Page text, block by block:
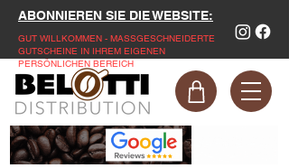
ABONNIEREN SIE DIE WEBSITE:
GUT WILLKOMMEN - MASSGESCHNEIDERTE
GUTSCHEINE IN IHREM EIGENEN
PERSÖNLICHEN BEREICH